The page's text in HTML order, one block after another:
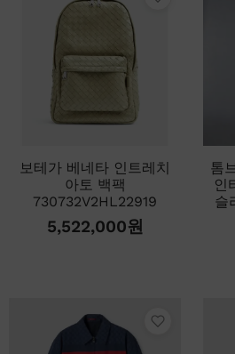
보테가 베네타 인트레치
아토 백팩
730732V2HL22919
5,522,000원
톰
인
슬